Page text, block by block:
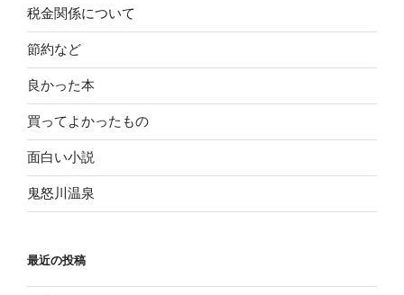
税金関係について
節約など
良かった本
買ってよかったもの
面白い小説
鬼怒川温泉
最近の投稿